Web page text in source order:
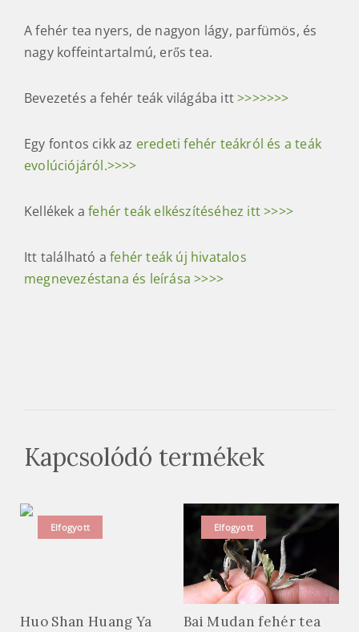
A fehér tea nyers, de nagyon lágy, parfümös, és
nagy koffeintartalmú, erős tea.
Bevezetés a fehér teák világába itt>>>>>>>
Egy fontos cikk az eredeti fehér teákról és a teák
evolúciójáról.>>>>
Kellékek a fehér teák elkészítéséhez itt >>>>
Itt található afehér teák új hivatalos
megnevezéstana és leírása >>>>
Kapcsolódó termékek
Elfogyott
Huo Shan Huang Ya
Elfogyott
Bai Mudan fehér tea